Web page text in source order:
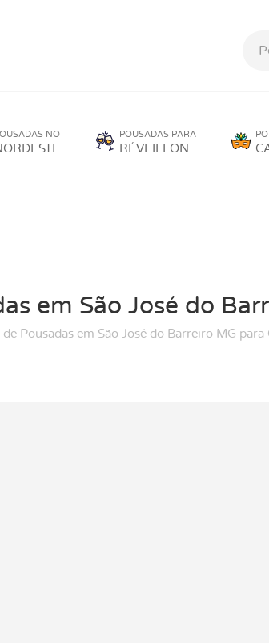
NO POUSADAS PARA
RÉVEILLON
em São José do
Pousadas em São José do Barreiro MG para